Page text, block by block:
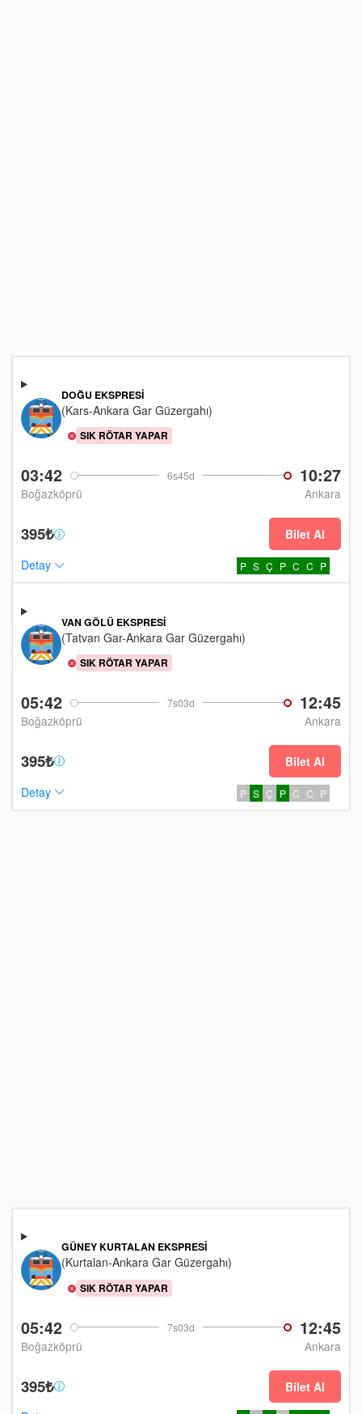
03:42 6s45d 10:27
Boğazköprü Ankara
DOĞU EKSPRESI
(Kars-Ankara Gar Güzergahı)
SIK RÖTAR YAPAR
395₺
Bilet Al
Detay
P S Ç P C C P
05:42 7s03d 12:45
Boğazköprü Ankara
VAN GÖLÜ EKSPRESI
(Tatvan Gar-Ankara Gar Güzergahı)
SIK RÖTAR YAPAR
395₺
Bilet Al
Detay
P S Ç P C C P
05:42 7s03d 12:45
Boğazköprü Ankara
GÜNEY KURTALAN EKSPRESI
(Kurtalan-Ankara Gar Güzergahı)
SIK RÖTAR YAPAR
395₺
Bilet Al